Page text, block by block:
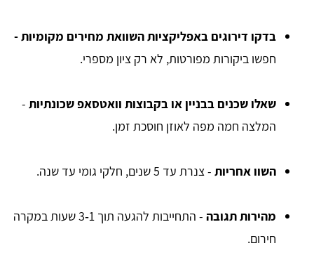
בדקו דירוגים באפליקציות השוואת מחירים מקומיות -
חפשו ביקורות מפורטות, לא רק ציון מספרי.
שאלו שכנים בבניין או בקבוצות וואטסאפ שכונתיות -
המלצה חמה מפה לאוזן חוסכת זמן.
השוו אחריות - צנרת עד 5 שנים, חלקי גומי עד שנה.
מהירות תגובה
- התחייבות להגעה תוך 1‑3 שעות במקרה
חירום.